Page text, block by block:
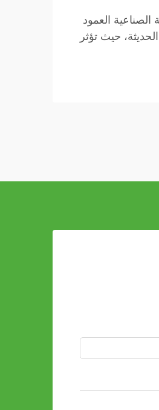
العمود
حيث تؤثر
المختلفة